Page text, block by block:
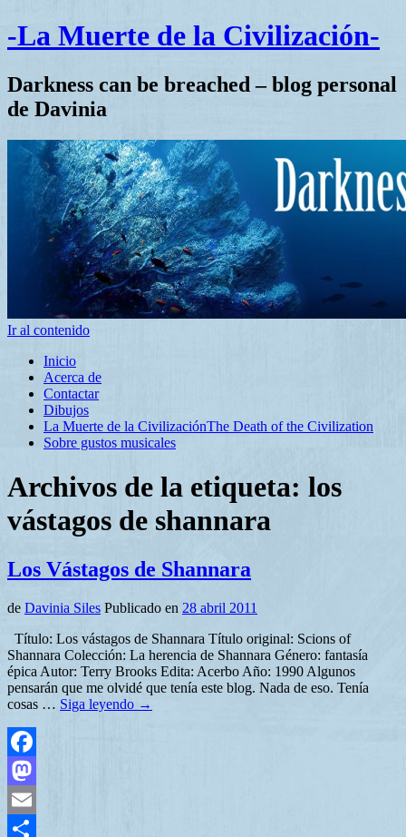
-La Muerte de la Civilización-
Darkness can be breached – blog personal
de Davinia
Ir al contenido
Inicio
Acerca de
Contactar
Dibujos
La Muerte de la CivilizaciónThe Death of the Civilization
Sobre gustos musicales
Archivos de la etiqueta: los
vástagos de shannara
Los Vástagos de Shannara
de Davinia Siles Publicado en 28 abril 2011
Título: Los vástagos de Shannara Título original: Scions of
Shannara Colección: La herencia de Shannara Género: fantasía
épica Autor: Terry Brooks Edita: Acerbo Año: 1990 Algunos
pensarán que me olvidé que tenía este blog. Nada de eso. Tenía
cosas … Siga leyendo →
Facebook
Mastodon
Email